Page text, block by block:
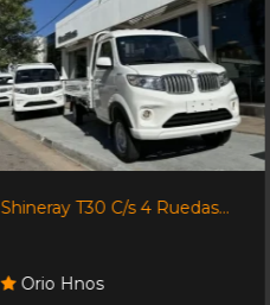
Shineray T30 C/s 4 Ruedas...
Orio Hnos